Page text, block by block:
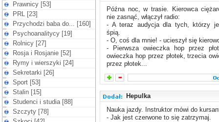
Prawnicy [53]
PRL [23]
Przychodzi baba do... [160]
Psychoanalitycy [19]
Rolnicy [27]
Rosja i Rosjanie [52]
Rymy i wierszyki [24]
Sekretarki [26]
Sport [53]
Stalin [15]
Studenci i studia [88]
Szczyty [78]
Późna noc, w trasie. Kierowca
nie zasnąć, włączył radio:
- A teraz audycja dla tych, którzy
śpią.
- O, coś dla mnie! - ucieszył się
- Pierwsza owieczka hop przez
owieczka hop przez płotek, trzecia
przez płotek...
Hepulka
Nauka jazdy. Instruktor mówi do
- Jak jest czerwone to się zatrzymaj.